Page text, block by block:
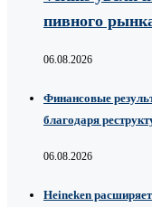
пивного
06.08.2026
Финансовые
благодаря
06.08.2026
Heineken